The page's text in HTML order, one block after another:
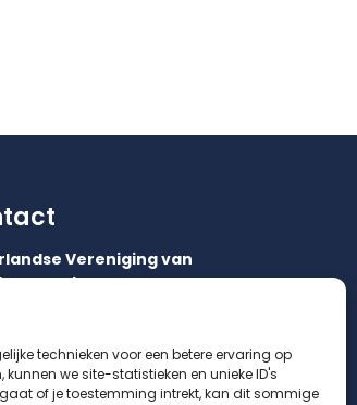
technieken voor een betere ervaring op
we site-statistieken en unieke ID's
of je toestemming intrekt, kan dit sommige
Vereniging van
75 52